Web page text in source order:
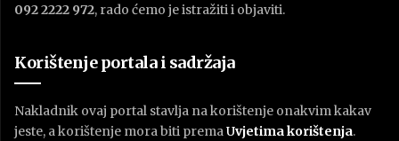
092 2222 972, rado ćemo je istražiti i objaviti.
Korištenje portala i sadržaja
Nakladnik ovaj portal stavlja na korištenje onakvim kakav
jeste, a korištenje mora biti premaUvjetima korištenja.